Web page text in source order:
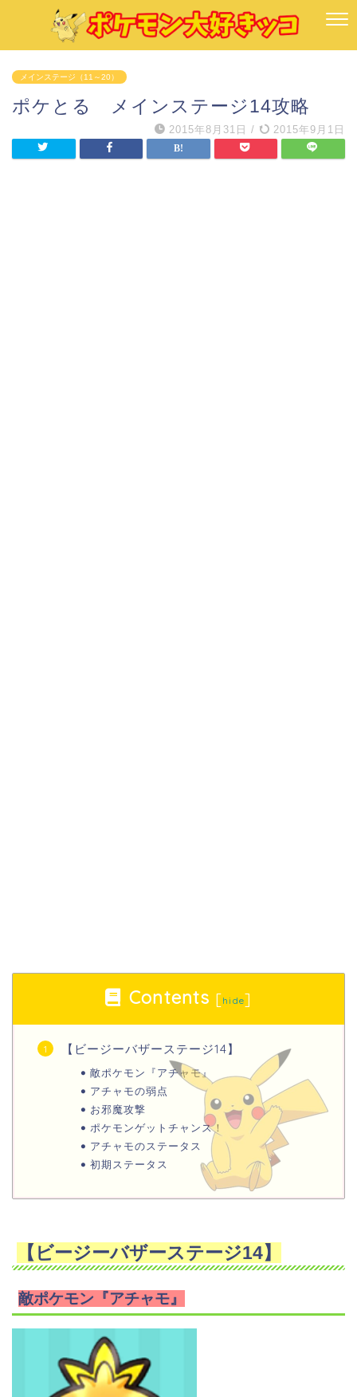
メインステージ（11～20）
ポケとる メインステージ14攻略
2015年8月31日 / 2015年9月1日
Contents [hide]
【ビージーバザーステージ14】
敵ポケモン『アチャモ』
アチャモの弱点
お邪魔攻撃
ポケモンゲットチャンス！
アチャモのステータス
初期ステータス
【ビージーバザーステージ14】
敵ポケモン『アチャモ』